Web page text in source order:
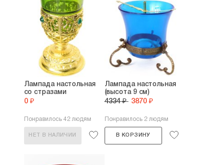
Лампада настольная
со стразами
0 ₽
Понравилось 42 людям
НЕТ В НАЛИЧИИ
Лампада настольная
(высота 9 см)
4334 ₽ 3870 ₽
Понравилось 2 людям
В КОРЗИНУ